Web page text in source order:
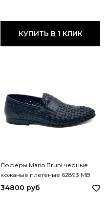
КУПИТЬ В 1 КЛИК
Лоферы Mario Bruni черные
кожаные плетеные 62893 MB
34800 руб